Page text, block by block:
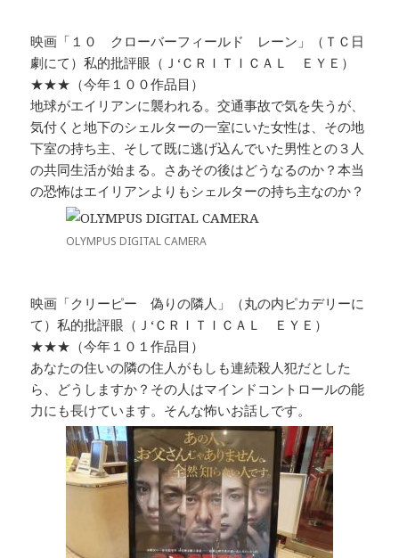
映画「１０ クローバーフィールド レーン」（ＴＣ日
劇にて）私的批評眼（Ｊ‘ＣＲＩＴＩＣＡＬ ＥＹＥ）
★★★（今年１００作品目）
地球がエイリアンに襲われる。交通事故で気を失うが、
気付くと地下のシェルターの一室にいた女性は、その地
下室の持ち主、そして既に逃げ込んでいた男性との３人
の共同生活が始まる。さあその後はどうなるのか？本当
の恐怖はエイリアンよりもシェルターの持ち主なのか？
OLYMPUS DIGITAL CAMERA
映画「クリーピー 偽りの隣人」（丸の内ピカデリーに
て）私的批評眼（Ｊ‘ＣＲＩＴＩＣＡＬ ＥＹＥ）
★★★（今年１０１作品目）
あなたの住いの隣の住人がもしも連続殺人犯だとした
ら、どうしますか？その人はマインドコントロールの能
力にも長けています。そんな怖いお話しです。